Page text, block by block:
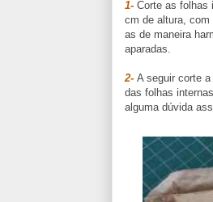
1- Corte as folhas
cm de altura, com
as de maneira
aparadas.
2- A seguir corte
das folhas
alguma dúvida